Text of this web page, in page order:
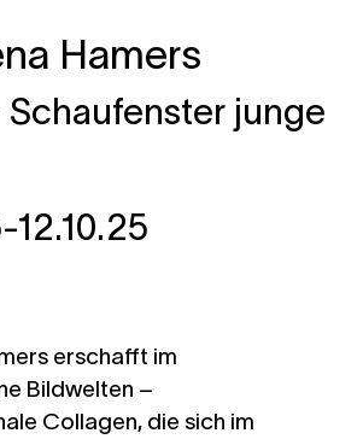
Hamers
junge
erschafft im
Bildwelten –
Collagen, die sich im